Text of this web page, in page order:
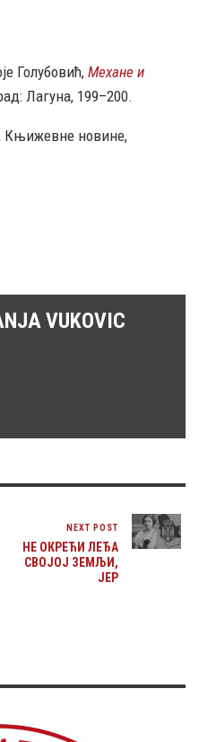
Голубовић, Механе и
Лагуна, 199–200.
Књижевне новине,
VUKOVIC
NEXT POST
НЕ ОКРЕЋИ ЛЕЂА
СВОЈОЈ ЗЕМЉИ,
ЈЕР